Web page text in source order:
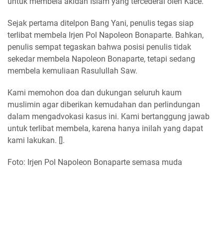
Sejak pertama ditelpon Bang Yani, penulis tegas siap
terlibat membela Irjen Pol Napoleon Bonaparte. Bahkan,
penulis sempat tegaskan bahwa posisi penulis tidak
sekedar membela Napoleon Bonaparte, tetapi sedang
membela kemuliaan Rasulullah Saw.
Kami memohon doa dan dukungan seluruh kaum
muslimin agar diberikan kemudahan dan perlindungan
dalam mengadvokasi kasus ini. Kami bertanggung jawab
untuk terlibat membela, karena hanya inilah yang dapat
kami lakukan. [].
Foto: Irjen Pol Napoleon Bonaparte semasa muda